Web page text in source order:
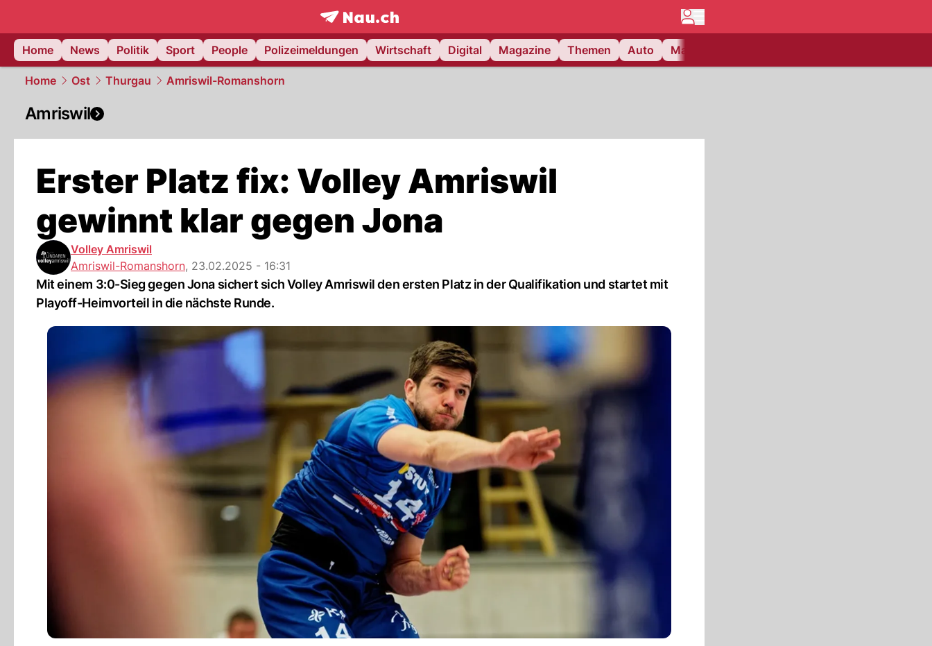
frontpage.NAU.ch
Home
News Politik Sport People Polizeimeldungen Wirtschaft Digital Magazine Themen Auto Matchcenter
Home Ost Thurgau Amriswil-Romanshorn
Amriswil
Erster Platz fix: Volley Amriswil
gewinnt klar gegen Jona
Volley Amriswil
Amriswil-Romanshorn, 23.02.2025 - 16:31
Mit einem 3:0-Sieg gegen Jona sichert sich Volley Amriswil den ersten Platz in der Qualifikation und startet mit
Playoff-Heimvorteil in die nächste Runde.